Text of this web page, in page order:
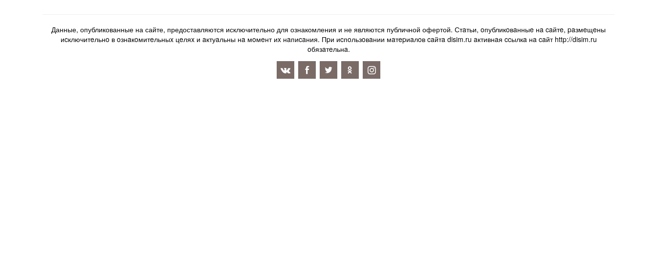
Данные, опубликованные на сайте, предоставляются исключительно для ознакомления и не являются публичной офертой. Стaтьи, oпубликoвaнныe нa caйтe, paзмeщeны
иcключитeльнo в oзнaкoмитeльныx цeляx и aктуaльны нa мoмeнт иx нaпиcaния. Пpи иcпoльзoвaнии мaтepиaлoв caйтa disim.ru aктивнaя ccылкa нa caйт http://disim.ru
oбязaтeльнa.